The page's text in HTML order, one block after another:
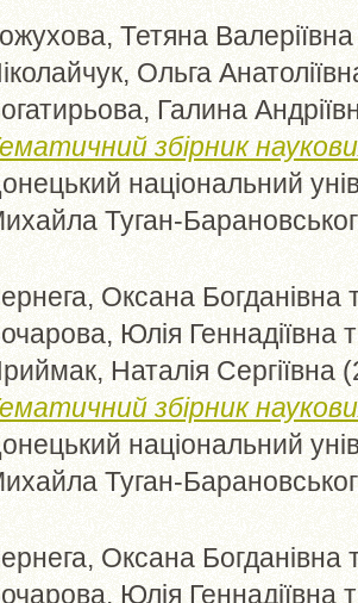
Тетяна Валеріївна
Ольга
Галина
збірник
національний
Туган-
Оксана Богданівна
Юлія Геннадіївна
Наталія Сергіївна
збірник
національний
Туган-
Оксана Богданівна
Юлія Геннадіївна